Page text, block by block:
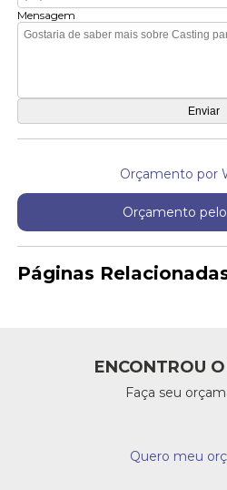
Mensagem
Orçamento por
Orçamento
Páginas
ENCONTROU
Faça seu
Quero meu